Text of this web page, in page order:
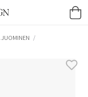
JUOMINEN /